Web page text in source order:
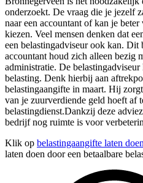
onderzoekt. De vraag die je jezelf
naar een accountant of kan je
kiezen. Veel mensen denken dat
een belastingadviseur ook kan. Dit
accountant houd zich alleen bezig
administratie. De
belasting. Denk hierbij aan
belastingaangifte in maart. Hij
van je zuurverdiende geld hoeft af
belastingdienst.Dankzij deze
bedrijf nog ruimte is voor
Klik op belastingaangifte laten
laten doen door een betaalbare